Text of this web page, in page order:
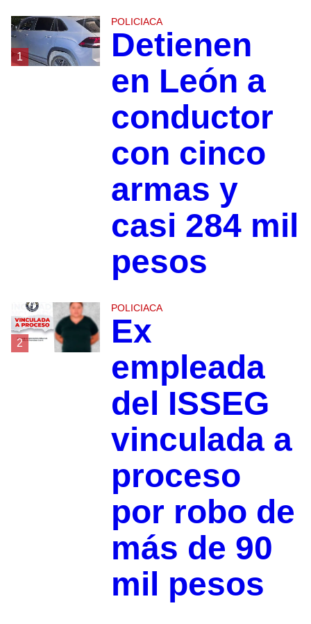
1
POLICIACA
Detienen
en León a
conductor
con cinco
armas y
casi 284 mil
pesos
2
POLICIACA
Ex
empleada
del ISSEG
vinculada a
proceso
por robo de
más de 90
mil pesos